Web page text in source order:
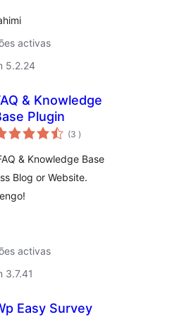
activas
5.2.24
& Knowledge
Plugin
(3 classificações
)
& Knowledge Base
Blog or Website.
activas
3.7.41
Easy Survey